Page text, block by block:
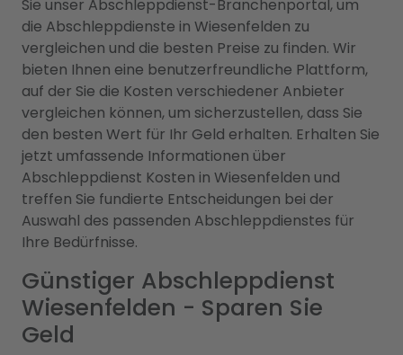
Sie unser Abschleppdienst-Branchenportal, um
die Abschleppdienste in Wiesenfelden zu
vergleichen und die besten Preise zu finden. Wir
bieten Ihnen eine benutzerfreundliche Plattform,
auf der Sie die Kosten verschiedener Anbieter
vergleichen können, um sicherzustellen, dass Sie
den besten Wert für Ihr Geld erhalten. Erhalten Sie
jetzt umfassende Informationen über
Abschleppdienst Kosten in Wiesenfelden und
treffen Sie fundierte Entscheidungen bei der
Auswahl des passenden Abschleppdienstes für
Ihre Bedürfnisse.
Günstiger Abschleppdienst
Wiesenfelden - Sparen Sie
Geld